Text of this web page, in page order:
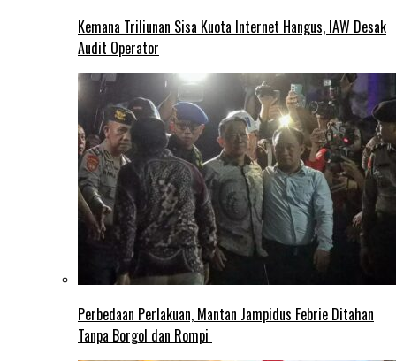
Kemana Triliunan Sisa Kuota Internet Hangus, IAW Desak
Audit Operator
Perbedaan Perlakuan, Mantan Jampidus Febrie Ditahan
Tanpa Borgol dan Rompi